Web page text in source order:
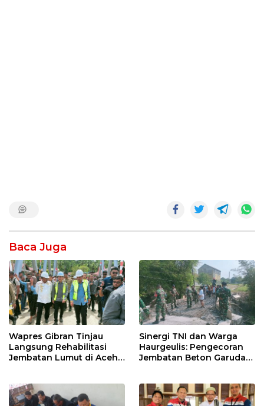
Baca Juga
Wapres Gibran Tinjau
Langsung Rehabilitasi
Jembatan Lumut di Aceh
Sinergi TNI dan Warga
Haurgeulis: Pengecoran
Jembatan Beton Garuda